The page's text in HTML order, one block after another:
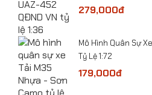
279,000đ
​Mô Hình Quân Sự
Tỷ Lệ 1:72
179,000đ